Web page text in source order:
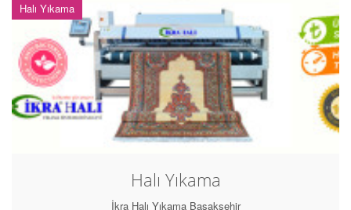
Halı Yıkama
Halı Yıkama
İkra Halı Yıkama Başakşehir